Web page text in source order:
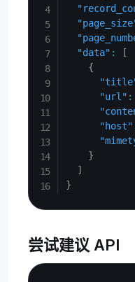
"data" :
[
{
"url" :
"host"
}
]
}
尝试建议 API